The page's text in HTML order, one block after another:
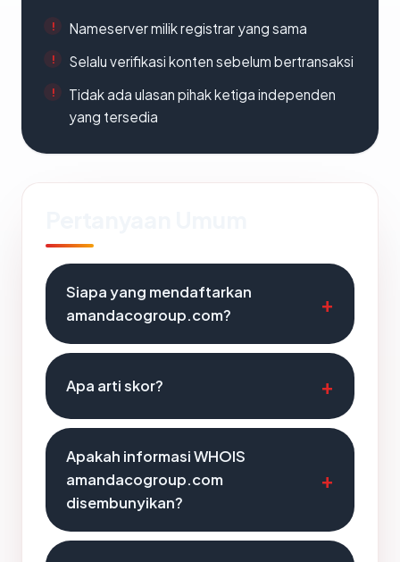
Nameserver milik registrar yang sama
Selalu verifikasi konten sebelum bertransaksi
Tidak ada ulasan pihak ketiga independen
yang tersedia
Siapa yang mendaftarkan
amandacogroup.com?
Apa arti skor?
Apakah informasi WHOIS
amandacogroup.com
disembunyikan?